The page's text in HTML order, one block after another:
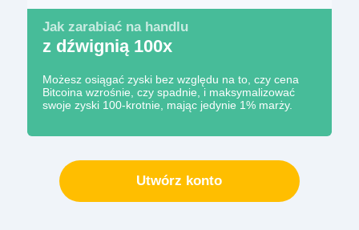
Jak zarabiać na handlu
z dźwignią 100x
Możesz osiągać zyski bez względu na to, czy cena
Bitcoina wzrośnie, czy spadnie, i maksymalizować
swoje zyski 100-krotnie, mając jedynie 1% marży.
Utwórz konto